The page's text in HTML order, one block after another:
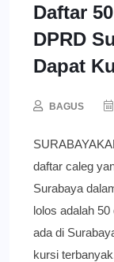
Daftar
DPRD
Dapat
BAGUS
daftar caleg
Surabaya
lolos adalah
ada di
kursi